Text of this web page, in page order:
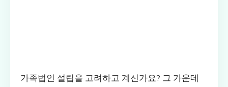
가족법인 설립을 고려하고 계신가요? 그 가운데